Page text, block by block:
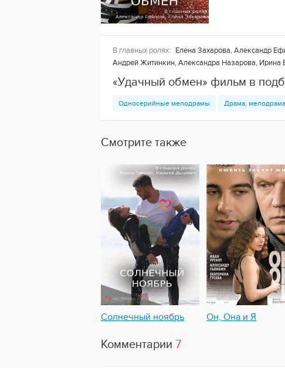
В главных ролях:
Елена Захарова, Александр
Андрей Житинкин, Александра Назарова, Ирина
«Удачный обмен» фильм в
Односерийные мелодрамы Драма, мелодрама
Смотрите также
Солнечный ноябрь Он, Она и Я
Комментарии 7